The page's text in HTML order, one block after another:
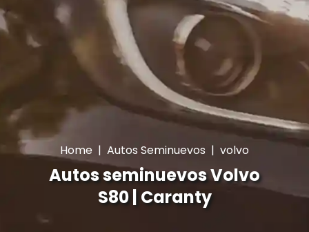
Home | Autos Seminuevos | volvo
Autos seminuevos Volvo
S80 | Caranty